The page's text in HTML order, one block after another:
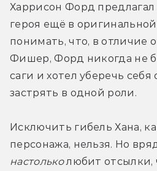
Харрисон Форд
героя ещё в
понимать, что, в отличие
Фишер, Форд никогда не
саги и хотел уберечь себя
застрять в одной роли.
Исключить гибель Хана,
настолько любит отсылки,